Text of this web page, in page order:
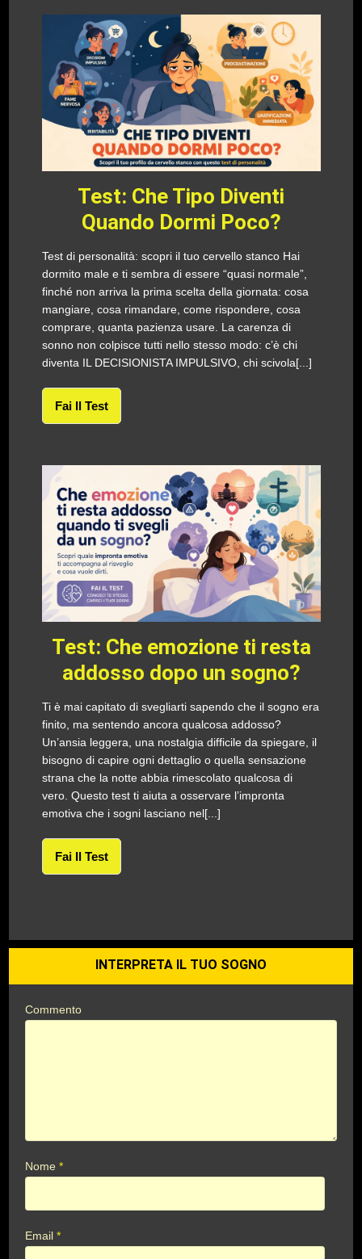
Test: Che Tipo Diventi
Quando Dormi Poco?
Test di personalità: scopri il tuo cervello stanco Hai
dormito male e ti sembra di essere “quasi normale”,
finché non arriva la prima scelta della giornata: cosa
mangiare, cosa rimandare, come rispondere, cosa
comprare, quanta pazienza usare. La carenza di
sonno non colpisce tutti nello stesso modo: c’è chi
diventa IL DECISIONISTA IMPULSIVO, chi scivola[...]
Fai Il Test
Test: Che emozione ti resta
addosso dopo un sogno?
Ti è mai capitato di svegliarti sapendo che il sogno era
finito, ma sentendo ancora qualcosa addosso?
Un’ansia leggera, una nostalgia difficile da spiegare, il
bisogno di capire ogni dettaglio o quella sensazione
strana che la notte abbia rimescolato qualcosa di
vero. Questo test ti aiuta a osservare l’impronta
emotiva che i sogni lasciano nel[...]
Fai Il Test
INTERPRETA IL TUO SOGNO
Commento
Nome*
Email*